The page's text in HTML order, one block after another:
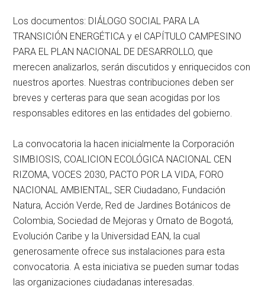
Los documentos: DIÁLOGO SOCIAL PARA LA
TRANSICIÓN ENERGÉTICA y el CAPÍTULO CAMPESINO
PARA EL PLAN NACIONAL DE DESARROLLO, que
merecen analizarlos, serán discutidos y enriquecidos con
nuestros aportes. Nuestras contribuciones deben ser
breves y certeras para que sean acogidas por los
responsables editores en las entidades del gobierno.
La convocatoria la hacen inicialmente la Corporación
SIMBIOSIS, COALICION ECOLÓGICA NACIONAL CEN
RIZOMA, VOCES 2030, PACTO POR LA VIDA, FORO
NACIONAL AMBIENTAL, SER Ciudadano, Fundación
Natura, Acción Verde, Red de Jardines Botánicos de
Colombia, Sociedad de Mejoras y Ornato de Bogotá,
Evolución Caribe y la Universidad EAN, la cual
generosamente ofrece sus instalaciones para esta
convocatoria. A esta iniciativa se pueden sumar todas
las organizaciones ciudadanas interesadas.